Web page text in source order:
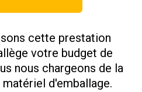
cette prestation
votre budget de
nous chargeons de la
d'emballage.